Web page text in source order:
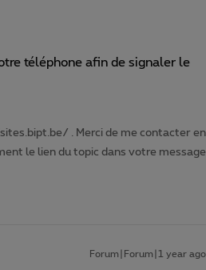
téléphone afin de signaler le
. Merci de me contacter en
le lien du topic dans votre message
Forum|Forum|1 year ago